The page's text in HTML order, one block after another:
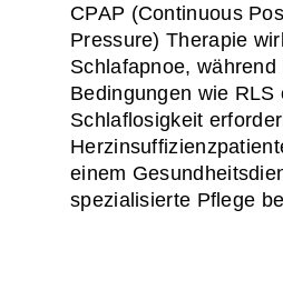
CPAP (Continuous
Pressure) Therapie
Schlafapnoe,
Bedingungen wie RLS
Schlaflosigkeit
einem
spezialisierte Pflege